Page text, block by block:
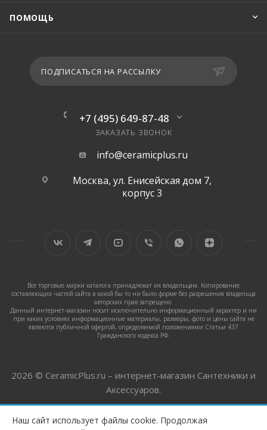
ПОМОЩЬ
ПОДПИСАТЬСЯ НА РАССЫЛКУ
+7 (495) 649-87-48
ЗАКАЗАТЬ ЗВОНОК
info@ceramicplus.ru
Москва, ул. Енисейская дом 7,
корпус 3
Все торговые марки каталога принадлежат их владельцам. Копирование
составляющих частей сайта в какой бы то ни было форме без разрешения владельца
авторских прав запрещено.
Данный интернет-магазин носит исключительно информационный характер и ни
при каких условиях информационные материалы, размеры, фото и цены сайта не
являются публичной офертой, определяемой положениями Статьи 437
Гражданского кодекса РФ.
2026 © CeramicPlus.ru – интернет-магазин Сантехники и
Аксессуаров.
Наш сайт использует файлы cookie. Продолжая